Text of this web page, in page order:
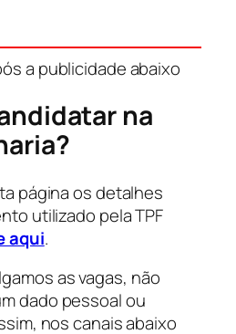
a publicidade abaixo
na
página os detalhes
utilizado pela TPF
aqui.
as vagas, não
dado pessoal ou
nos canais abaixo